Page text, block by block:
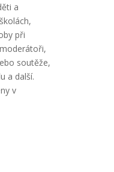
a
při
soutěže,
a další.
v